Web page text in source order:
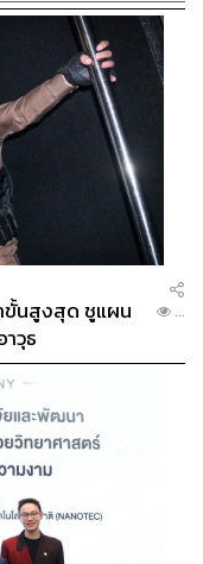
STANDARD LIFE
ขั้นสูงสุด ชูแผน
วุธ
...